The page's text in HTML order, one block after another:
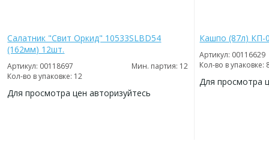
Салатник "Свит Оркид" 10533SLBD54
(162мм) 12шт.
Артикул: 00118697
Мин. партия: 12
Кол-во в упаковке: 12
Для просмотра цен авторизуйтесь
Кашпо (87л) КП-
Артикул: 00116629
Кол-во в упаковке:
Для просмотра